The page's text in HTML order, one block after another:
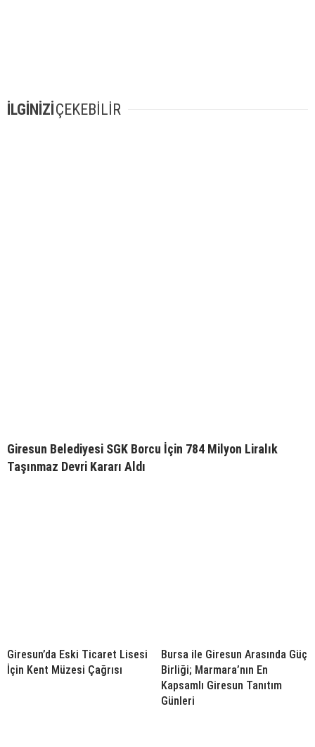
İLGİNİZİÇEKEBİLİR
Giresun Belediyesi SGK Borcu İçin 784 Milyon Liralık
Taşınmaz Devri Kararı Aldı
Giresun’da Eski Ticaret Lisesi
İçin Kent Müzesi Çağrısı
Bursa ile Giresun Arasında Güç
Birliği; Marmara’nın En
Kapsamlı Giresun Tanıtım
Günleri